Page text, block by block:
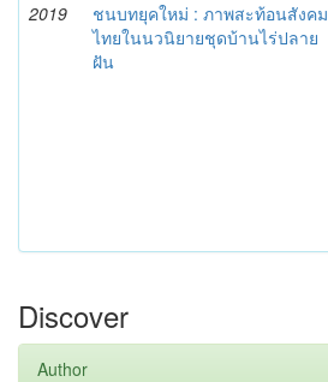
2019
ชนบทยุคใหม่ : ภาพสะท้อนสังคม
ไทยในนวนิยายชุดบ้านไร่ปลาย
ฝัน
Discover
Author